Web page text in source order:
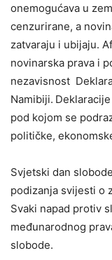
onemogućava u
cenzurirane, a
zatvaraju i ubijaju.
novinarska prava i
nezavisnost
Namibiji.
pod kojom se
političke,
Svjetski dan
podizanja svijesti o
Svaki napad protiv
međunarodnog
slobode.